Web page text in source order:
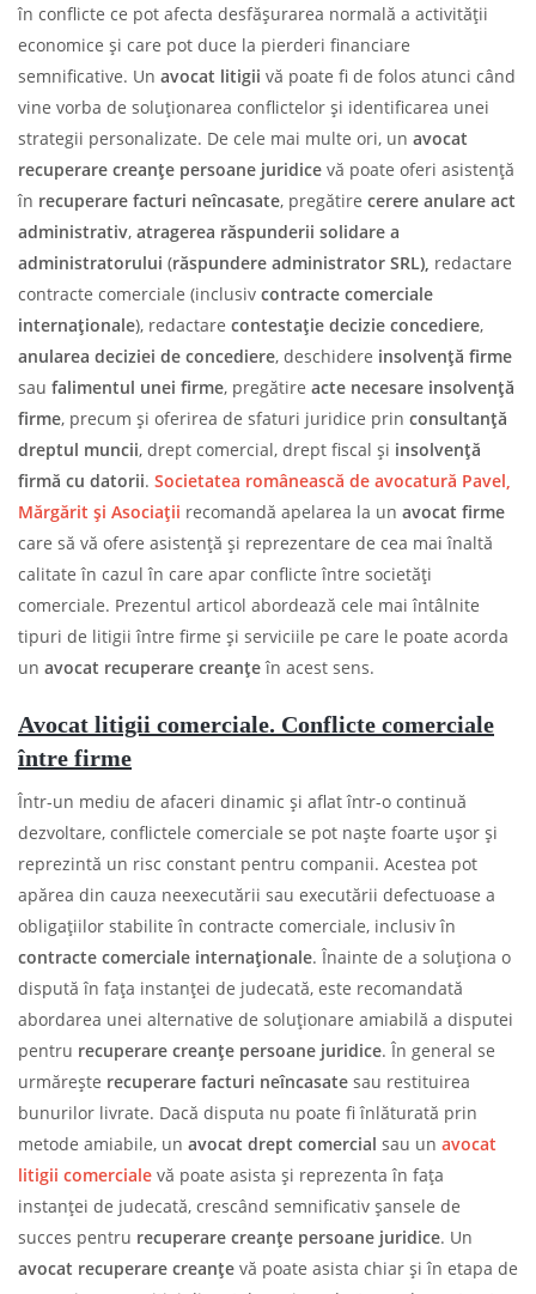
în conflicte ce pot afecta desfășurarea normală a activității
economice și care pot duce la pierderi financiare
semnificative. Un avocat litigii vă poate fi de folos atunci când
vine vorba de soluționarea conflictelor și identificarea unei
strategii personalizate. De cele mai multe ori, un avocat
recuperare creanțe persoane juridice vă poate oferi asistență
în recuperare facturi neîncasate, pregătire cerere anulare act
administrativ, atragerea răspunderii solidare a
administratorului (răspundere administrator SRL), redactare
contracte comerciale (inclusiv contracte comerciale
internaționale), redactare contestație decizie concediere,
anularea deciziei de concediere, deschidere insolvență firme
sau falimentul unei firme, pregătire acte necesare insolvență
firme, precum și oferirea de sfaturi juridice prin consultanță
dreptul muncii, drept comercial, drept fiscal și insolvență
firmă cu datorii. Societatea românească de avocatură Pavel,
Mărgărit și Asociații recomandă apelarea la un avocat firme
care să vă ofere asistență și reprezentare de cea mai înaltă
calitate în cazul în care apar conflicte între societăți
comerciale. Prezentul articol abordează cele mai întâlnite
tipuri de litigii între firme și serviciile pe care le poate acorda
un avocat recuperare creanțeîn acest sens.
Avocat litigii comerciale. Conflicte comerciale
între firme
Într-un mediu de afaceri dinamic și aflat într-o continuă
dezvoltare, conflictele comerciale se pot naște foarte ușor și
reprezintă un risc constant pentru companii. Acestea pot
apărea din cauza neexecutării sau executării defectuoase a
obligațiilor stabilite în contracte comerciale, inclusiv în
contracte comerciale internaționale. Înainte de a soluționa o
dispută în fața instanței de judecată, este recomandată
abordarea unei alternative de soluționare amiabilă a disputei
pentru recuperare creanțe persoane juridice. În general se
urmărește recuperare facturi neîncasate sau restituirea
bunurilor livrate. Dacă disputa nu poate fi înlăturată prin
metode amiabile, un avocat drept comercial sau un avocat
litigii comerciale vă poate asista și reprezenta în fața
instanței de judecată, crescând semnificativ șansele de
succes pentru recuperare creanțe persoane juridice. Un
avocat recuperare creanțe vă poate asista chiar și în etapa de